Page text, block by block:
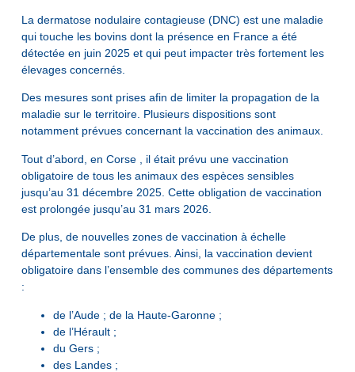
La dermatose nodulaire contagieuse (DNC) est une maladie
qui touche les bovins dont la présence en France a été
détectée en juin 2025 et qui peut impacter très fortement les
élevages concernés.
Des mesures sont prises afin de limiter la propagation de la
maladie sur le territoire. Plusieurs dispositions sont
notamment prévues concernant la vaccination des animaux.
Tout d’abord, en Corse , il était prévu une vaccination
obligatoire de tous les animaux des espèces sensibles
jusqu’au 31 décembre 2025. Cette obligation de vaccination
est prolongée jusqu’au 31 mars 2026.
De plus, de nouvelles zones de vaccination à échelle
départementale sont prévues. Ainsi, la vaccination devient
obligatoire dans l’ensemble des communes des départements
:
de l’Aude ; de la Haute-Garonne ;
de l’Hérault ;
du Gers ;
des Landes ;